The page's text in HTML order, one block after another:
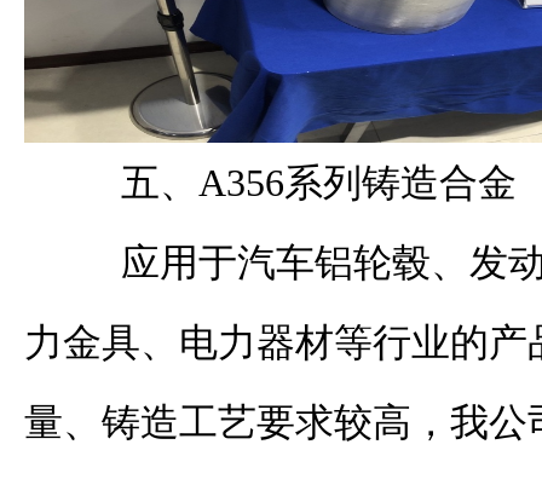
五、 A356系列铸造合金
应用于汽车铝轮毂、发
力金具、电力器材等行业的
量、铸造工艺要求较高，我